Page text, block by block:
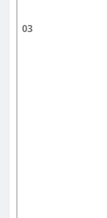
03